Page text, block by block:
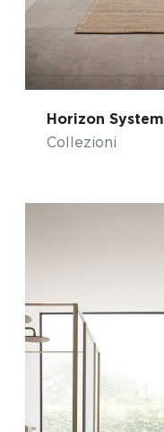
Horizon System
Collezioni